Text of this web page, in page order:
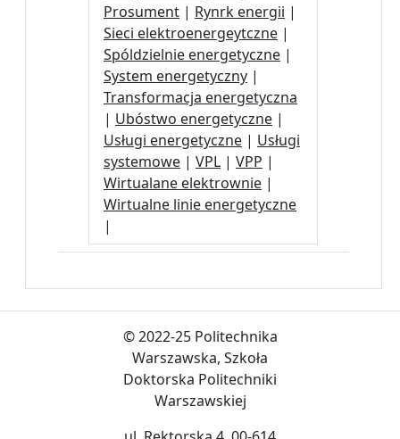
Prosument | Rynrk energii |
Sieci elektroenergeytczne |
Spóldzielnie energetyczne |
System energetyczny |
Transformacja energetyczna
| Ubóstwo energetyczne |
Usługi energetyczne | Usługi
systemowe | VPL | VPP |
Wirtualane elektrownie |
Wirtualne linie energetyczne
|
© 2022-25 Politechnika
Warszawska, Szkoła
Doktorska Politechniki
Warszawskiej